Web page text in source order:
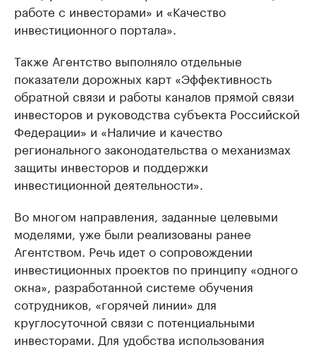
работе с инвесторами» и «Качество
инвестиционного портала».
Также Агентство выполняло отдельные
показатели дорожных карт «Эффективность
обратной связи и работы каналов прямой связи
инвесторов и руководства субъекта Российской
Федерации» и «Наличие и качество
регионального законодательства о механизмах
защиты инвесторов и поддержки
инвестиционной деятельности».
Во многом направления, заданные целевыми
моделями, уже были реализованы ранее
Агентством. Речь идет о сопровождении
инвестиционных проектов по принципу «одного
окна», разработанной системе обучения
сотрудников, «горячей линии» для
круглосуточной связи с потенциальными
инвесторами. Для удобства использования